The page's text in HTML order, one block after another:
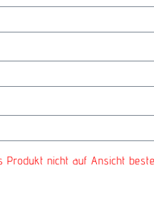
Produkt nicht auf Ansicht